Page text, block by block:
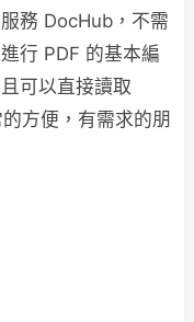
務 DocHub，不需
行 PDF 的基本編
可以直接讀取
方便，有需求的朋